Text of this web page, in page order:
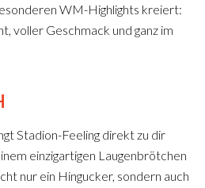
WM-Highlights kreiert:
voller Geschmack und ganz im
Stadion-Feeling direkt zu dir
einzigartigen Laugenbrötchen
nur ein Hingucker, sondern auch